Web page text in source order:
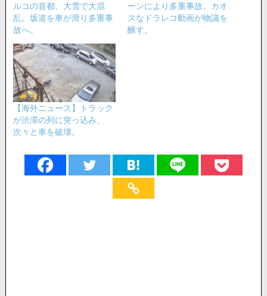
ルコの首都、大雪で大混
乱。坂道を車が滑り多重事
故へ。
ーンにより多重事故。カオ
スなドラレコ動画が物議を
醸す。
【海外ニュース】トラック
が渋滞の列に突っ込み、
次々と車を破壊。